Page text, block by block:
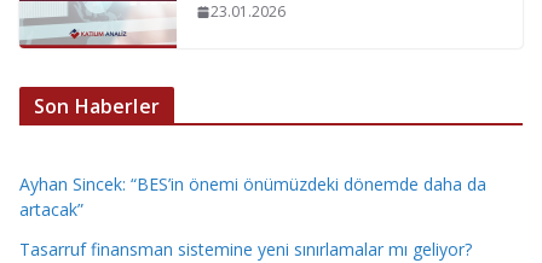
23.01.2026
Son Haberler
Ayhan Sincek: “BES’in önemi önümüzdeki dönemde daha da
artacak”
Tasarruf finansman sistemine yeni sınırlamalar mı geliyor?